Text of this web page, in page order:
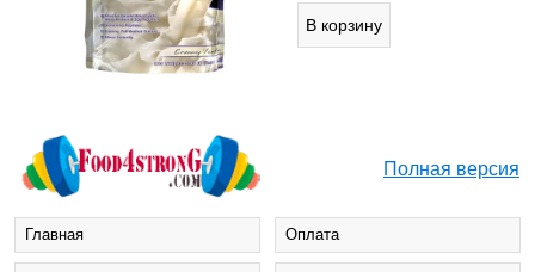
Полная версия
Главная Оплата